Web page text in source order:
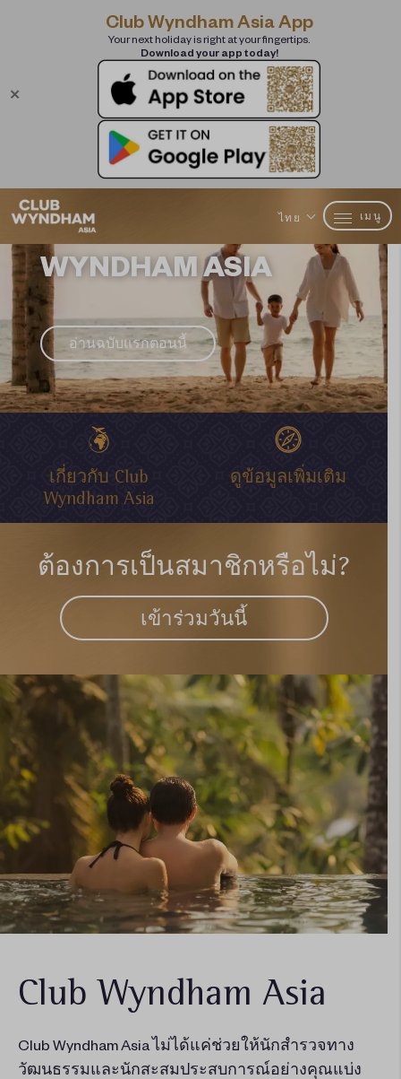
✕
Club Wyndham Asia App
Your next holiday is right at your fingertips.
Download your app today!
ไทย เมนู
สำรวจนิตยสารดิจิทัล
ฉบับแรกของ CLUB
WYNDHAM ASIA
อ่านฉบับแรกตอนนี้
เกี่ยวกับ Club
Wyndham Asia
ดูข้อมูลเพิ่มเติม
ต้องการเป็นสมาชิกหรือไม่?
เข้าร่วมวันนี้
Club Wyndham Asia
Club Wyndham Asia ไม่ได้แค่ช่วยให้นักสํารวจทาง
วัฒนธรรมและนักสะสมประสบการณ์อย่างคุณแบ่ง